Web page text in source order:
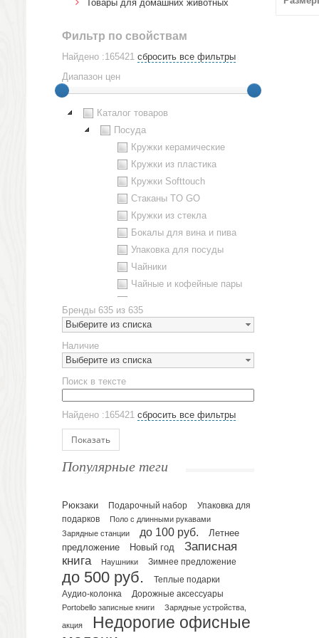
Товары для домашних животных
Фильтр по свойствам
Найдено :165421 сбросить все фильтры
Диапазон цен
Каталог товаров
Посуда
Кружки керамические
Кружки из пластика
Кружки Softtouch
Стаканы TO GO
Кружки из стекла
Бокалы для вина и пива
Упаковка для посуды
Чайники
Чайные и кофейные пары
Наборы посуды
Предметы сервировки
Стаканы
Эко кружки
ЕВРОПОСУДА
Аксессуары
Ежедневники и блокноты
Датированные ежедневники
Планинги и телефонные книжки
Планинги датированные
Планинги недатированные
Телефонные книжки
Еженедельники
Органайзер на ежедневник
Сумки и Рюкзаки
Сумки для планшетов и ноутбуков
Бренды 635 из 635
Выберите из списка
Наличие
Выберите из списка
Поиск в тексте
Найдено :165421 сбросить все фильтры
Показать
Популярные теги
Рюкзаки Подарочный набор
Упаковка для
подарков
Поло с длинными рукавами
Зарядные станции
до 100 руб.
Летнее
предложение
Новый год
Записная
книга
Наушники Зимнее предложение
до 500 руб.
Теплые подарки
Аудио-колонка
Дорожные аксессуары
Portobello записные книги
Зарядные устройства,
акция
Недорогие офисные